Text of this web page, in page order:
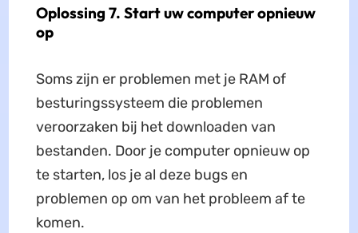
Oplossing 7. Start uw computer opnieuw
op
Soms zijn er problemen met je RAM of
besturingssysteem die problemen
veroorzaken bij het downloaden van
bestanden. Door je computer opnieuw op
te starten, los je al deze bugs en
problemen op om van het probleem af te
komen.